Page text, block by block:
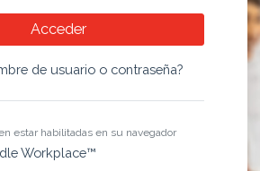
Acceder
de usuario o contraseña?
estar habilitadas en su navegador
Workplace™